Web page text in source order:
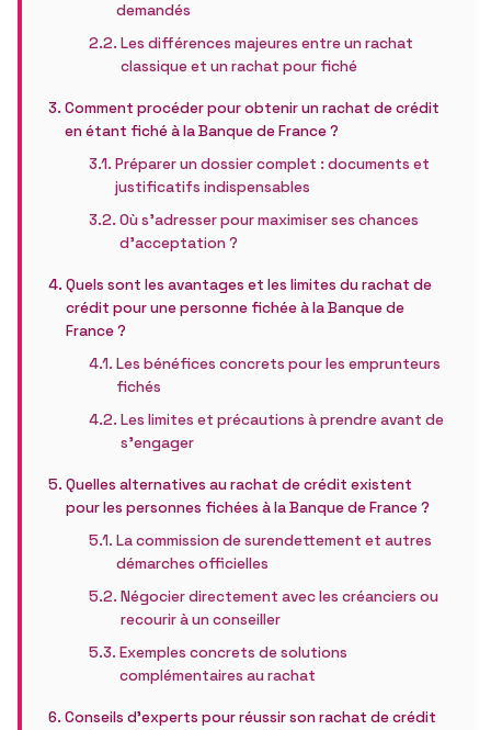
demandés
Les différences majeures entre un rachat
classique et un rachat pour fiché
Comment procéder pour obtenir un rachat de crédit
en étant fiché à la Banque de France ?
Préparer un dossier complet : documents et
justificatifs indispensables
Où s’adresser pour maximiser ses chances
d’acceptation ?
Quels sont les avantages et les limites du rachat de
crédit pour une personne fichée à la Banque de
France ?
Les bénéfices concrets pour les emprunteurs
fichés
Les limites et précautions à prendre avant de
s’engager
Quelles alternatives au rachat de crédit existent
pour les personnes fichées à la Banque de France ?
La commission de surendettement et autres
démarches officielles
Négocier directement avec les créanciers ou
recourir à un conseiller
Exemples concrets de solutions
complémentaires au rachat
Conseils d’experts pour réussir son rachat de crédit